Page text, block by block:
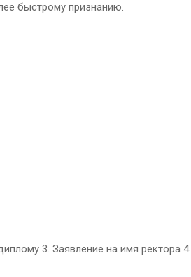
быстрому признанию.
3. Заявление на имя ректора 4.